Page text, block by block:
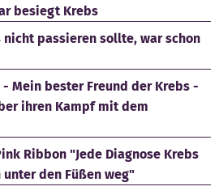
besiegt Krebs
nicht passieren sollte, war schon
- Mein bester Freund der Krebs -
ihren Kampf mit dem
Ribbon "Jede Diagnose Krebs
den Füßen weg"